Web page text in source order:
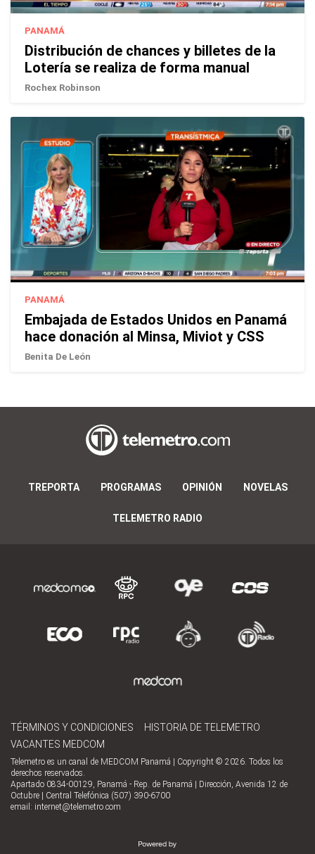
PANAMÁ
Distribución de chances y billetes de la
Lotería se realiza de forma manual
Rochex Robinson
PANAMÁ
Embajada de Estados Unidos en Panamá
hace donación al Minsa, Miviot y CSS
Benita De León
TREPORTA PROGRAMAS OPINIÓN NOVELAS
TELEMETRO RADIO
TÉRMINOS Y CONDICIONES
HISTORIA DE TELEMETRO
VACANTES MEDCOM
Telemetro es un canal de MEDCOM Panamá | Copyright © 2026. Todos los
derechos reservados.
Apartado 0834-00129, Panamá - Rep. de Panamá | Dirección, Avenida 12 de
Octubre | Central Telefónica (507) 390-6700
email: internet@telemetro.com